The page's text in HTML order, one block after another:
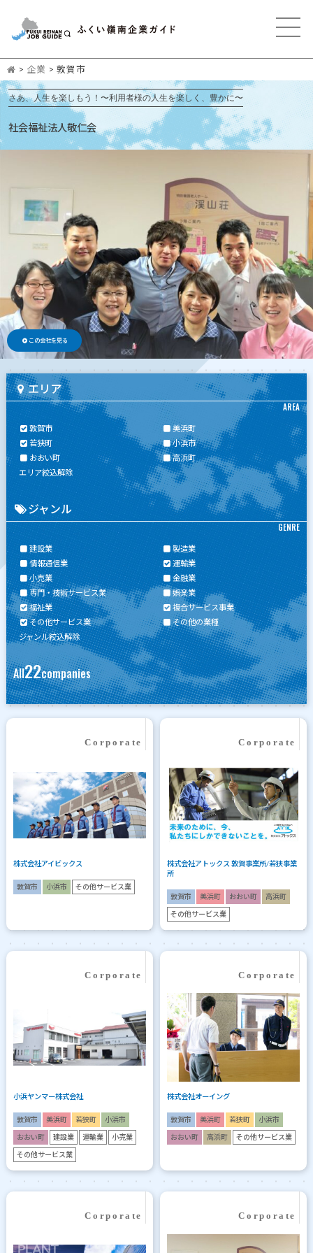
> 企業 > 敦賀市
さあ、人生を楽しもう！〜利用者様の人生を楽しく、豊かに〜
社会福祉法人敬仁会
この会社を見る
エリア
AREA
敦賀市
美浜町
若狭町
小浜市
おおい町
高浜町
エリア絞込解除
ジャンル
GENRE
建設業
製造業
情報通信業
運輸業
小売業
金融業
専門・技術サービス業
娯楽業
福祉業
複合サービス事業
その他サービス業
その他の業種
ジャンル絞込解除
All22companies
株式会社アイビックス
敦賀市 小浜市 その他サービス業
株式会社アトックス 敦賀事業所/若狭事業
所
敦賀市 美浜町 おおい町 高浜町
その他サービス業
小浜ヤンマー株式会社
敦賀市 美浜町 若狭町 小浜市
おおい町 建設業 運輸業 小売業
その他サービス業
株式会社オーイング
敦賀市 美浜町 若狭町 小浜市
おおい町 高浜町 その他サービス業